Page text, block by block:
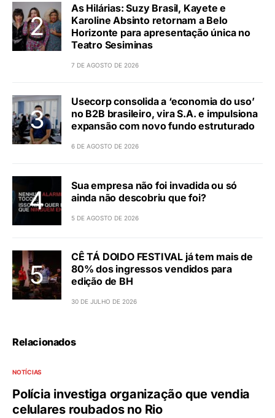
As Hilárias: Suzy Brasil, Kayete e
Karoline Absinto retornam a Belo
Horizonte para apresentação única no
Teatro Sesiminas
7 DE AGOSTO DE 2026
Usecorp consolida a ‘economia do uso’
no B2B brasileiro, vira S.A. e impulsiona
expansão com novo fundo estruturado
6 DE AGOSTO DE 2026
Sua empresa não foi invadida ou só
ainda não descobriu que foi?
5 DE AGOSTO DE 2026
CÊ TÁ DOIDO FESTIVAL já tem mais de
80% dos ingressos vendidos para
edição de BH
30 DE JULHO DE 2026
Relacionados
NOTÍCIAS
Polícia investiga organização que vendia
celulares roubados no Rio